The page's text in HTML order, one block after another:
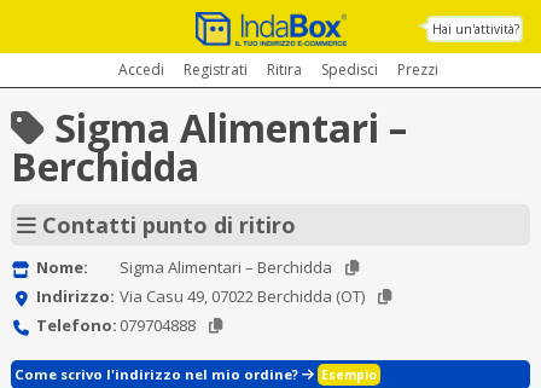
Hai un'attività?
Accedi Registrati Ritira Spedisci Prezzi
Sigma Alimentari –
Berchidda
Contatti punto di ritiro
Nome:
Sigma Alimentari – Berchidda
Indirizzo: Via Casu 49, 07022 Berchidda (OT)
Telefono: 079704888
Come scrivo l'indirizzo nel mio ordine? Esempio